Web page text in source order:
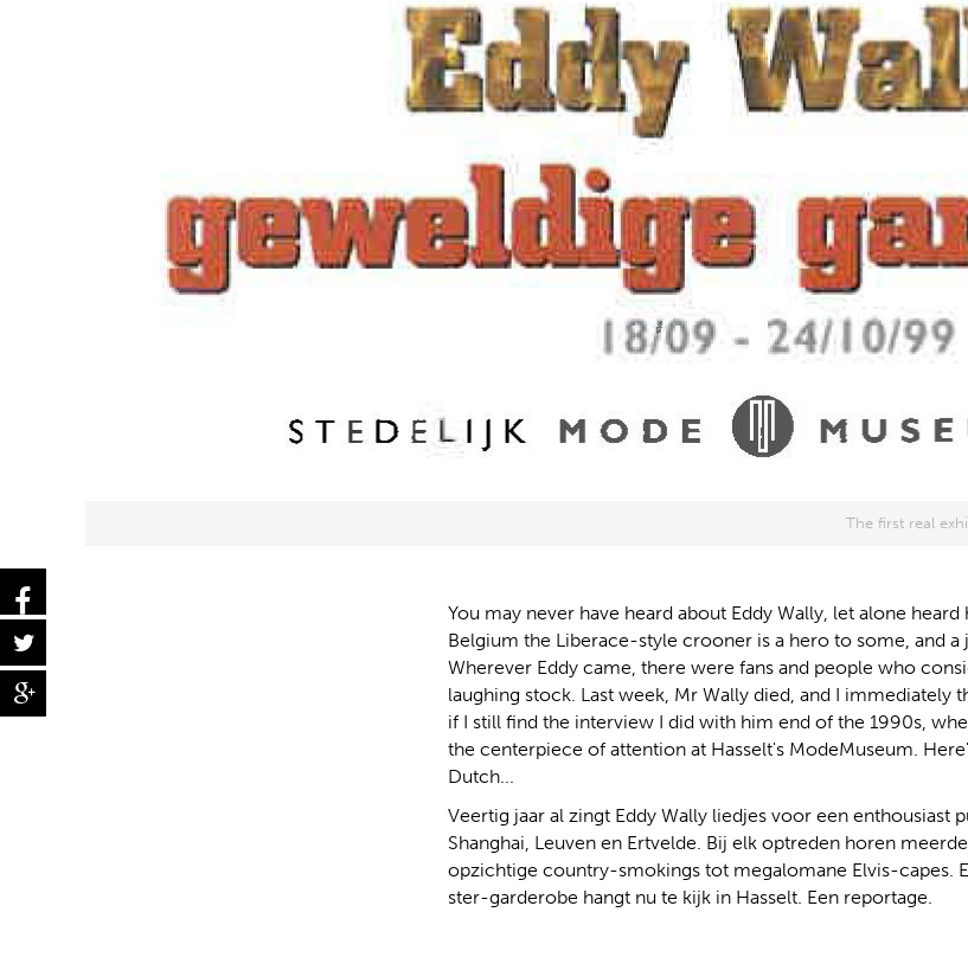
The first real
You may never have heard about Eddy Wally, let alone
Belgium the Liberace-style crooner is a hero to some, and a
Wherever Eddy came, there were fans and people who
laughing stock. Last week, Mr Wally died, and I immediately
if I still find the interview I did with him end of the 1990s,
the centerpiece of attention at Hasselt's ModeMuseum.
Dutch...
Veertig jaar al zingt Eddy Wally liedjes voor een enthousiast
Shanghai, Leuven en Ertvelde. Bij elk optreden horen
opzichtige country-smokings tot megalomane Elvis-capes.
ster-garderobe hangt nu te kijk in Hasselt. Een reportage.